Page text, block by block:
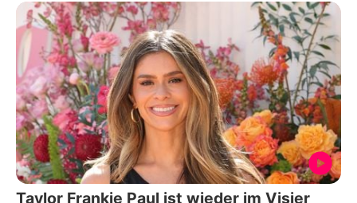
Taylor Frankie Paul ist wieder im Visier